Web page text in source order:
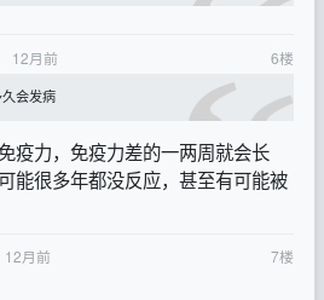
12月前 6楼
会发病
疫力，免疫力差的一两周就会长
能很多年都没反应，甚至有可能被
12月前 7楼